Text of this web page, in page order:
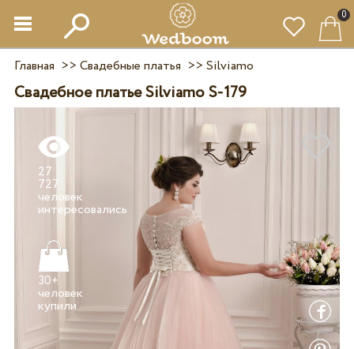
0
Главная >> Свадебные платья >> Silviamo
Свадебное платье Silviamo S-179
27
727
человек
30+
человек